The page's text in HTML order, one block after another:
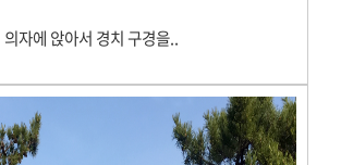
의자에 앉아서 경치 구경을..